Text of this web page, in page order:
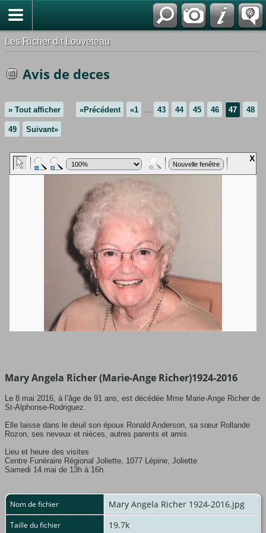
Les Richer dit Louveteau
Avis de deces
» Tout afficher «Précédent «1 ... 43 44 45 46 47 48
49 Suivant»
Mary Angela Richer (Marie-Ange Richer)1924-2016
Le 8 mai 2016, à l’âge de 91 ans, est décédée Mme Marie-Ange Richer de
St-Alphonse-Rodriguez.
Elle laisse dans le deuil son époux Ronald Anderson, sa sœur Rollande
Rozon, ses neveux et nièces, autres parents et amis.
Lieu et heure des visites
Centre Funéraire Régional Joliette, 1077 Lépine, Joliette
Samedi 14 mai de 13h à 16h.
Nom de fichier Mary Angela Richer 1924-2016.jpg
Taille du fichier 19.7k